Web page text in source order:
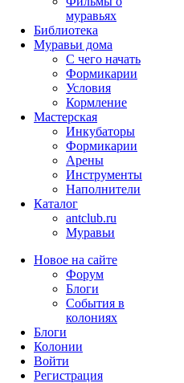
муравьях
Библиотека
Муравьи дома
С чего начать
Формикарии
Условия
Кормление
Мастерская
Инкубаторы
Формикарии
Арены
Инструменты
Наполнители
Каталог
antclub.ru
Муравьи
Новое на сайте
Форум
Блоги
События в
колониях
Блоги
Колонии
Войти
Peгиcтpaция